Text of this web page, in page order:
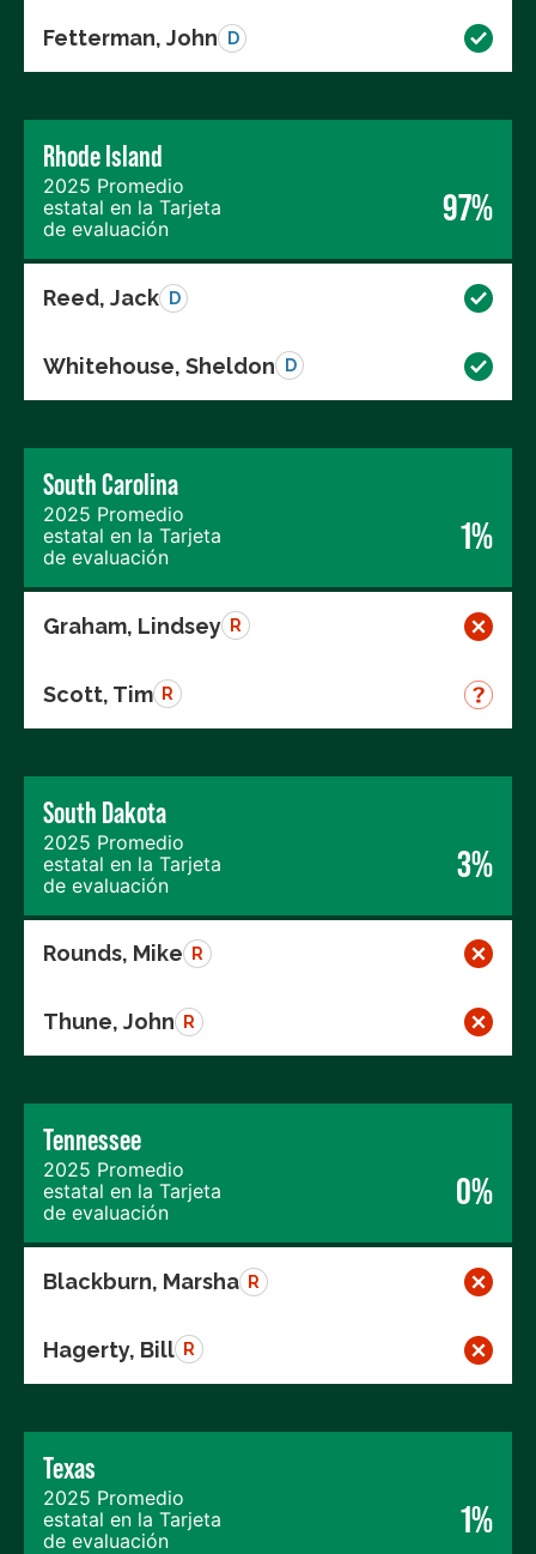
Fetterman, John D
Rhode Island
2025 Promedio
estatal en la Tarjeta
de evaluación
97%
Reed, Jack D
Whitehouse, Sheldon D
South Carolina
2025 Promedio
estatal en la Tarjeta
de evaluación
1%
Graham, Lindsey R
Scott, Tim R
South Dakota
2025 Promedio
estatal en la Tarjeta
de evaluación
3%
Rounds, Mike R
Thune, John R
Tennessee
2025 Promedio
estatal en la Tarjeta
de evaluación
0%
Blackburn, Marsha R
Hagerty, Bill R
Texas
2025 Promedio
estatal en la Tarjeta
de evaluación
1%